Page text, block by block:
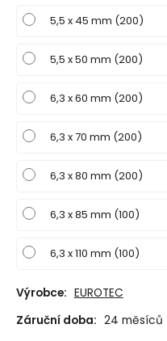
5,5 x 45 mm (200)
5,5 x 50 mm (200)
6,3 x 60 mm (200)
6,3 x 70 mm (200)
6,3 x 80 mm (200)
6,3 x 85 mm (100)
6,3 x 110 mm (100)
Výrobce: EUROTEC
Záruční doba: 24 měsíců